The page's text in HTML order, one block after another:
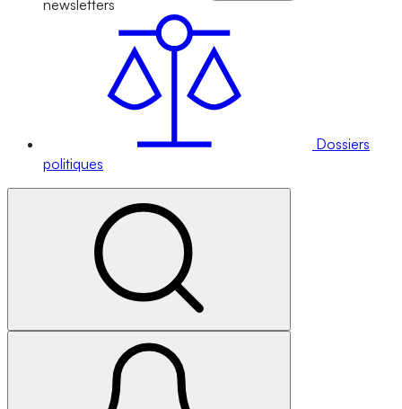
newsletters
Dossiers
politiques